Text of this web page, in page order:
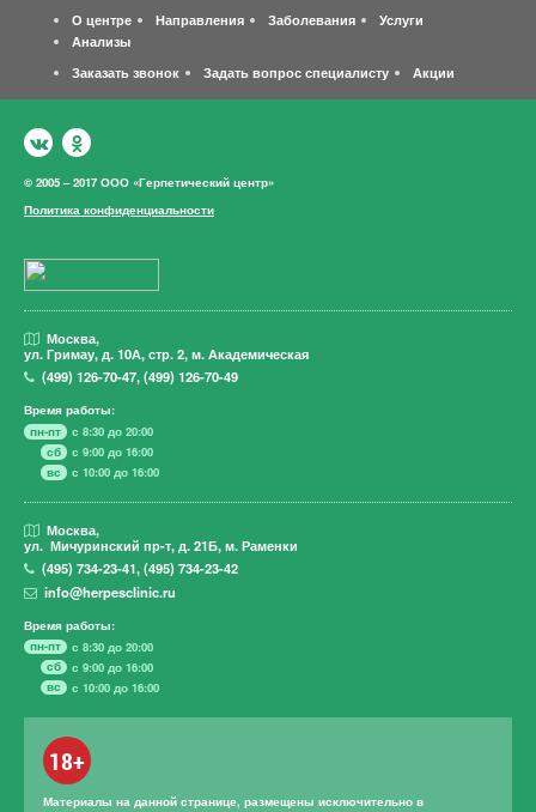
О центре
Направления Заболевания
Услуги
Анализы
Заказать звонок
Задать вопрос специалисту Акции
© 2005 – 2017 ООО «Герпетический центр»
Политика конфиденциальности
Москва,
ул. Гримау, д. 10А, стр. 2, м. Академическая
(499)126-70-47,(499)126-70-49
Время работы:
пн-пт
с 8:30 до 20:00
сб
с 9:00 до 16:00
вс
с 10:00 до 16:00
Москва,
ул. Мичуринский пр-т, д. 21Б, м. Раменки
(495)734-23-41,(495)734-23-42
info@herpesclinic.ru
Время работы:
пн-пт
с 8:30 до 20:00
сб
с 9:00 до 16:00
вс
с 10:00 до 16:00
18+
Материалы на данной странице, размещены исключительно в